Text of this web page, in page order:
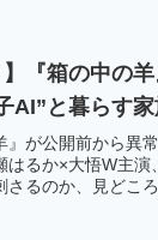
】『箱の中の
AI”と暮らす
』が公開前から異
はるか×大悟W主演
さるのか、見どこ